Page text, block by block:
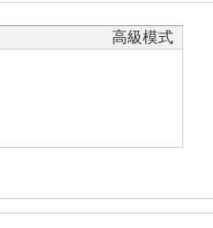
高級模式